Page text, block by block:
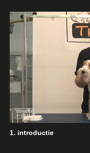
1. introductie